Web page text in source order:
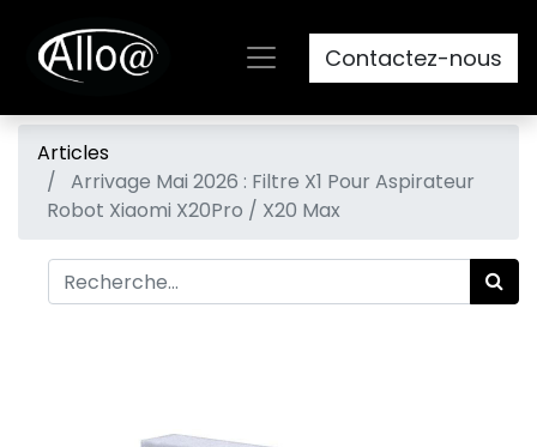
Contactez-nous
Articles
Arrivage Mai 2026 : Filtre X1 Pour Aspirateur
Robot Xiaomi X20Pro / X20 Max